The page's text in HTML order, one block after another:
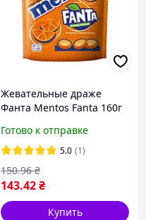
Жевательные драже
Фанта Mentos Fanta 160г
Готово к отправке
5.0 (1)
143.42₴
150.96 ₴
Купить